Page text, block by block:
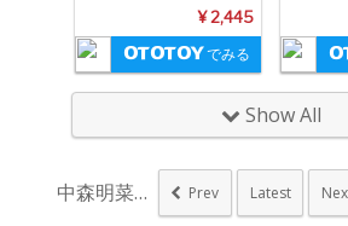
¥ 2,445
でみる
Show All
中森明菜、9月にライ... Prev Latest